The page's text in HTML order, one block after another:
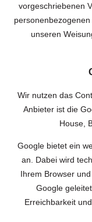
vorgeschriebenen
unseren
Wir nutzen das
Anbieter ist die
House,
Google bietet ein
an. Dabei wird
Ihrem Browser
Google
Erreichbarkeit